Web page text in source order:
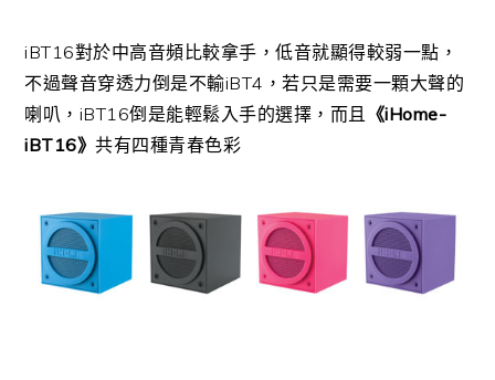
iBT16對於中高音頻比較拿手，低音就顯得較弱一點，
不過聲音穿透力倒是不輸iBT4，若只是需要一顆大聲的
喇叭，iBT16倒是能輕鬆入手的選擇，而且 《iHome-
iBT16》共有四種青春色彩